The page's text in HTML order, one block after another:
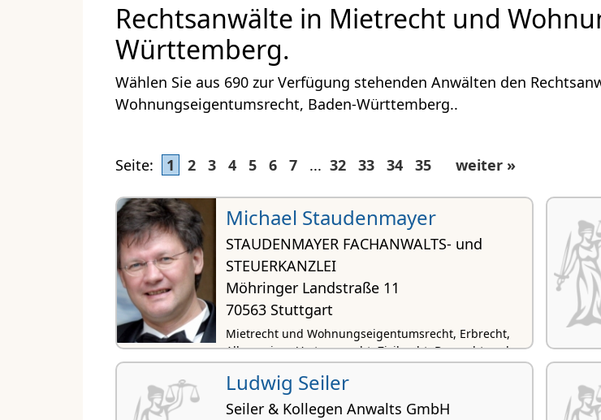
Rechtsanwälte in Mietrecht und
Württemberg.
Wählen Sie aus 690 zur Verfügung stehenden Anwälten den
Wohnungseigentumsrecht, Baden-Württemberg..
Seite: 1 2 3 4 5 6 7 ... 32 33 34 35 weiter »
Michael Staudenmayer
STAUDENMAYER FACHANWALTS- und
STEUERKANZLEI
Möhringer Landstraße 11
70563 Stuttgart
Mietrecht und Wohnungseigentumsrecht, Erbrecht,
Allgemeines Vertragsrecht, Zivilrecht, Baurecht und
Architektenrecht
Ludwig Seiler
Seiler & Kollegen Anwalts GmbH